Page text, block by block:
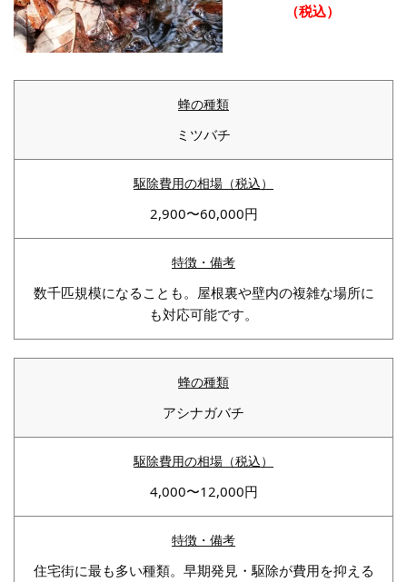
（税込）
ミツバチ
2,900〜60,000円
数千匹規模になることも。屋根裏や壁内の複雑な場所に
も対応可能です。
アシナガバチ
4,000〜12,000円
住宅街に最も多い種類。早期発見・駆除が費用を抑える